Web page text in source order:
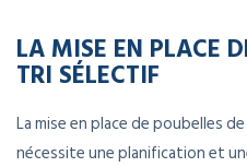
LA MISE EN PLACE
TRI SÉLECTIF
La mise en place de poubelles
nécessite une planification et